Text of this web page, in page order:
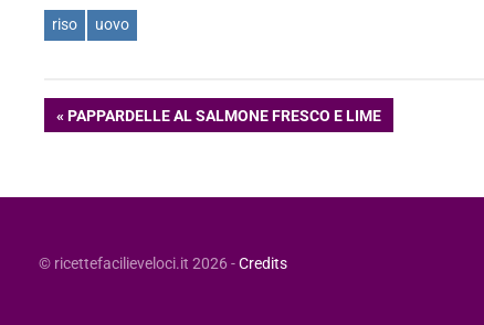
riso uovo
Navigazione
ARTICOLO
PAPPARDELLE AL SALMONE FRESCO E LIME
© ricettefacilieveloci.it 2026 -Credits